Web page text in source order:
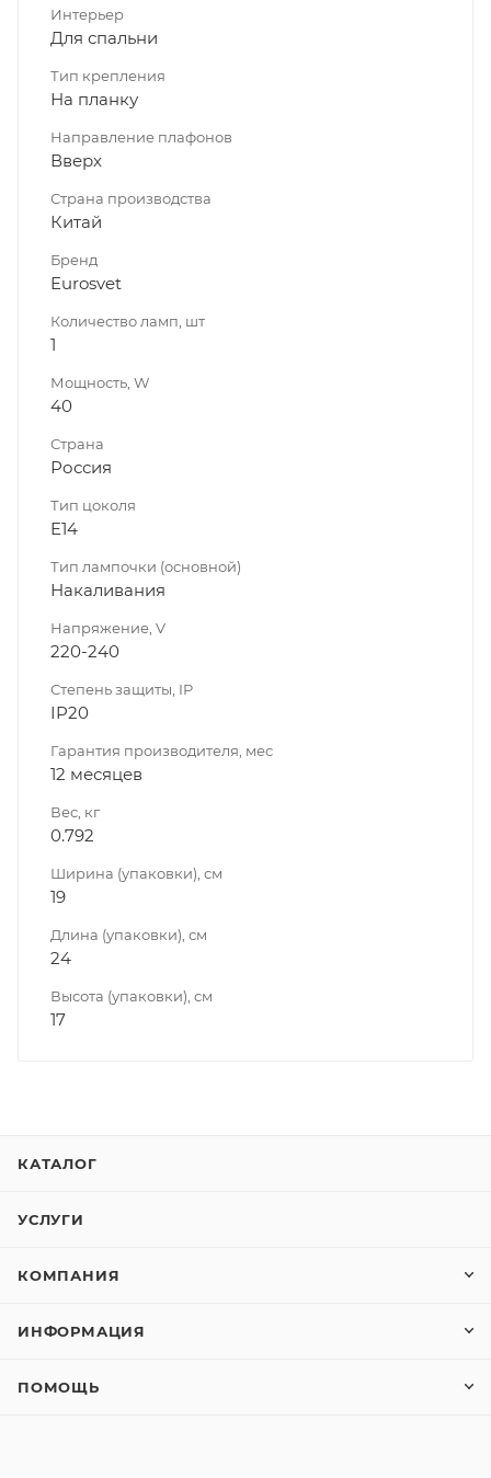
Интерьер
Для спальни
Тип крепления
На планку
Направление плафонов
Вверх
Страна производства
Китай
Бренд
Eurosvet
Количество ламп, шт
1
Мощность, W
40
Страна
Россия
Тип цоколя
E14
Тип лампочки (основной)
Накаливания
Напряжение, V
220-240
Степень защиты, IP
IP20
Гарантия производителя, мес
12 месяцев
Вес, кг
0.792
Ширина (упаковки), см
19
Длина (упаковки), см
24
Высота (упаковки), см
17
КАТАЛОГ
УСЛУГИ
КОМПАНИЯ
ИНФОРМАЦИЯ
ПОМОЩЬ